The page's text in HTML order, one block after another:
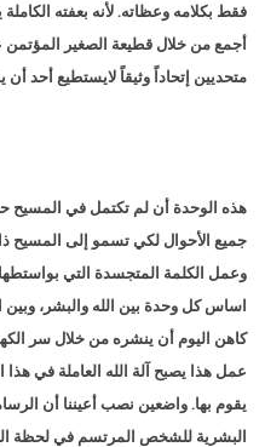
فقط بكلامه وعظاته. لأنه بعفته
أجمع من خلال قطيعة الصغير المؤتمن
متحديين إتحاداً وثيقاً لايستطيع أحد أن
هذه الوحدة أن لم تكتمل في المسيح
جميع الأحوال لكي تسمو إلى المسيح
وعمل الكلمة المتجسدة التي
اساس كل وحدة بين الله والبشر،
كاهن اليوم أن ينشره من خلال سر
عمل هذا يصبح آلة الله العاملة في هذا
يقوم بها. واضعين نصب أعيننا أن
البشرية للشخص المرتسم في لحظة